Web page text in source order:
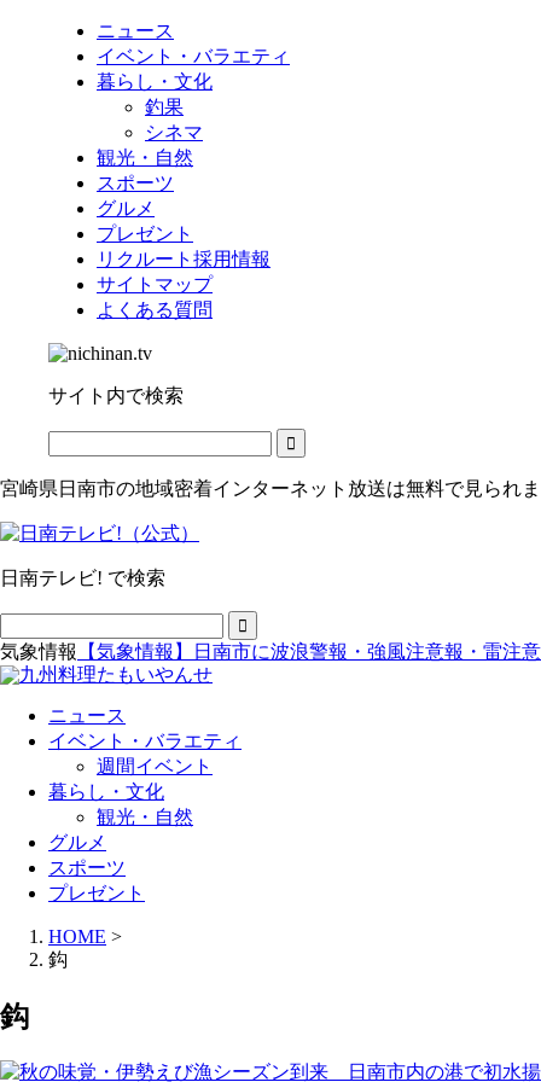
ニュース
イベント・バラエティ
暮らし・文化
釣果
シネマ
観光・自然
スポーツ
グルメ
プレゼント
リクルート採用情報
サイトマップ
よくある質問
サイト内で検索
宮崎県日南市の地域密着インターネット放送は無料で見られ
日南テレビ! で検索
気象情報 【気象情報】日南市に波浪警報・強風注意報・雷注
ニュース
イベント・バラエティ
週間イベント
暮らし・文化
観光・自然
グルメ
スポーツ
プレゼント
HOME >
鈎
鈎